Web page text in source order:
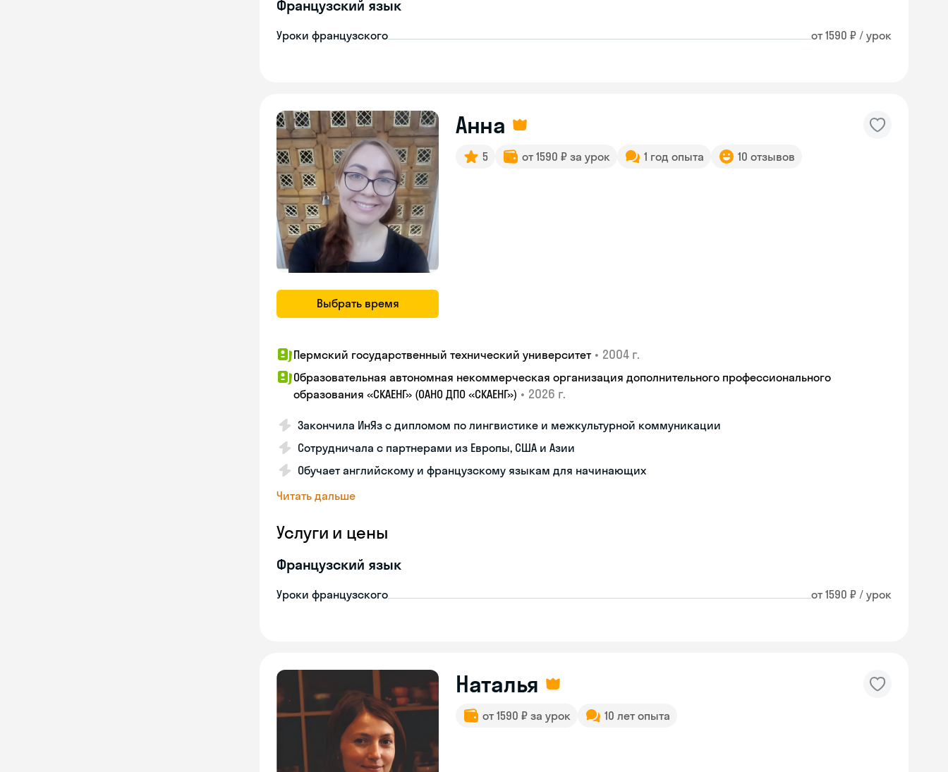
Французский язык
Уроки французского от 1590 ₽ / урок
Выбрать время
Анна
5 от 1590 ₽ за урок 1 год опыта 10 отзывов
Пермский государственный технический университет • 2004 г.
Образовательная автономная некоммерческая организация дополнительного профессионального
образования «СКАЕНГ» (ОАНО ДПО «СКАЕНГ») • 2026 г.
Закончила ИнЯз с дипломом по лингвистике и межкультурной коммуникации
Сотрудничала с партнерами из Европы, США и Азии
Обучает английскому и французскому языкам для начинающих
Читать дальше
Услуги и цены
Французский язык
Уроки французского от 1590 ₽ / урок
Наталья
от 1590 ₽ за урок 10 лет опыта